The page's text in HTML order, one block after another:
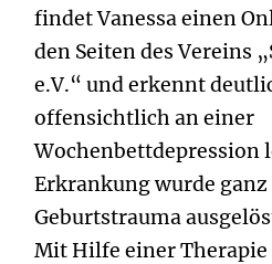
findet Vanessa einen
den Seiten des Vereins
e.V.“ und erkennt
offensichtlich an einer
Wochenbettdepression
Erkrankung wurde
Geburtstrauma
Mit Hilfe einer Therapie